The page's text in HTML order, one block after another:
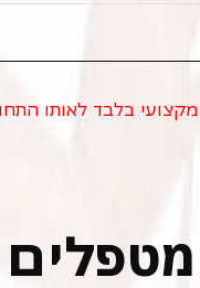
מקצועי בלבד לאותו